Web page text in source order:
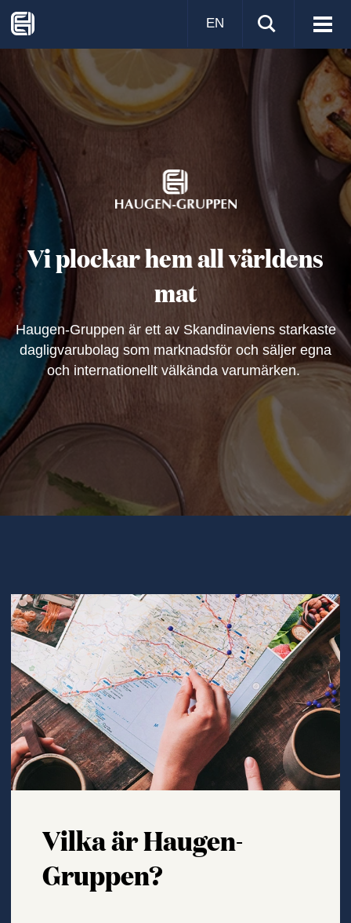
Visa
EN
Vi plockar hem all världens
mat
Haugen-Gruppen är ett av Skandinaviens starkaste
dagligvarubolag som marknadsför och säljer egna
och internationellt välkända varumärken.
Vilka är Haugen-
Gruppen?
Vi
plockar
hem
all
världens
mat.
Det